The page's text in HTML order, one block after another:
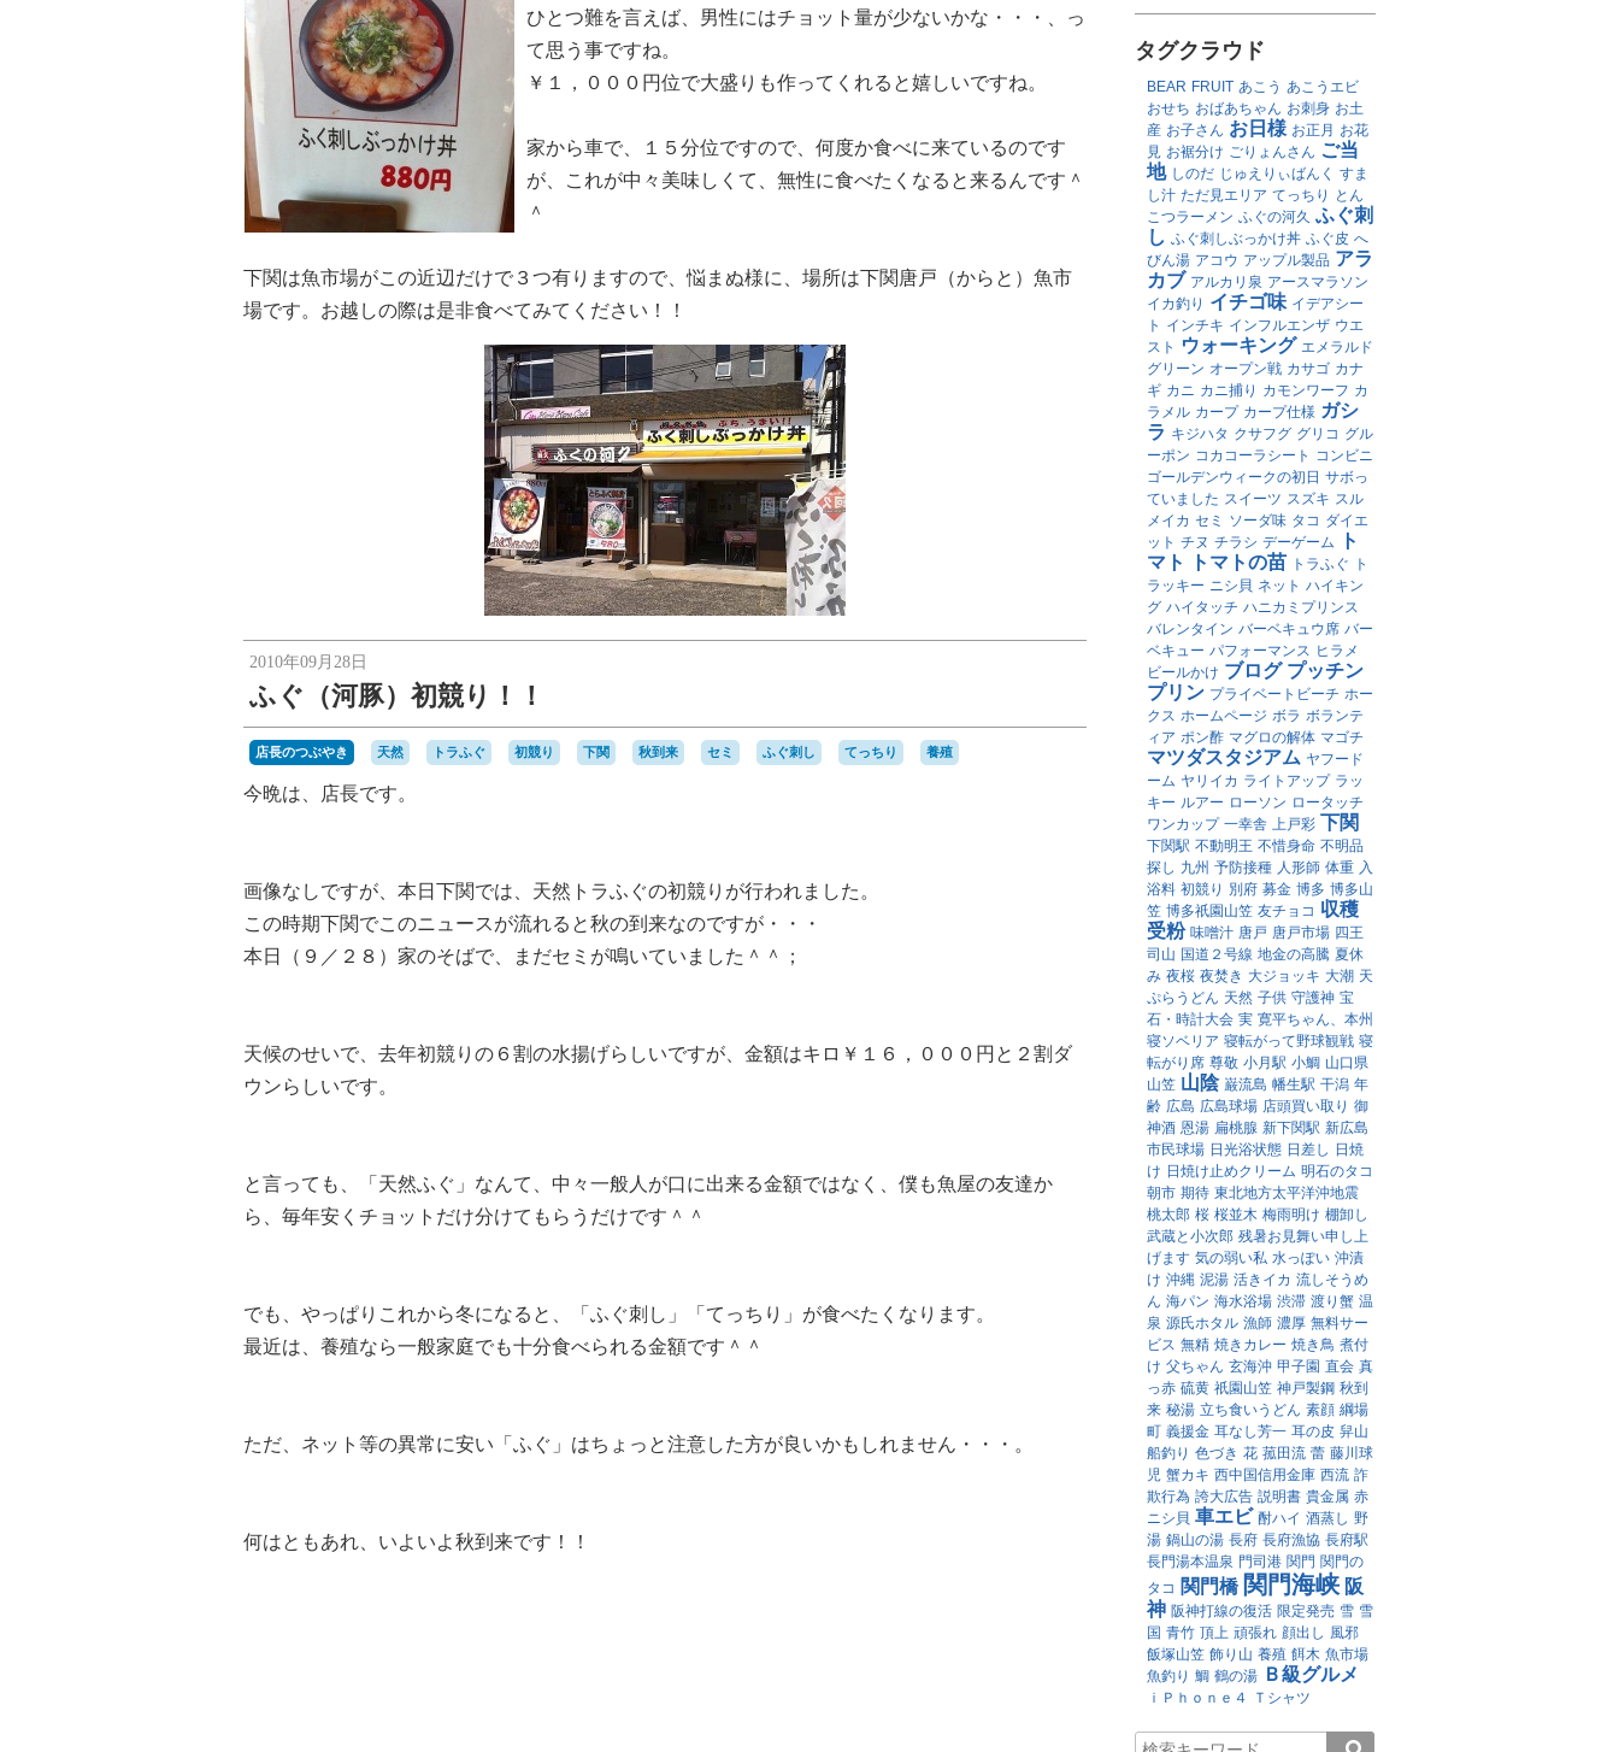
ひとつ難を言えば、男性にはチョット量が少ないかな・・・、っ
て思う事ですね。
￥１，０００円位で大盛りも作ってくれると嬉しいですね。
家から車で、１５分位ですので、何度か食べに来ているのです
が、これが中々美味しくて、無性に食べたくなると来るんです＾
＾
下関は魚市場がこの近辺だけで３つ有りますので、悩まぬ様に、場所は下関唐戸（からと）魚市
場です。お越しの際は是非食べてみてください！！
2010年09月28日
ふぐ（河豚）初競り！！
店長のつぶやき 天然 トラふぐ 初競り 下関 秋到来 セミ ふぐ刺し てっちり 養殖
今晩は、店長です。
画像なしですが、本日下関では、天然トラふぐの初競りが行われました。
この時期下関でこのニュースが流れると秋の到来なのですが・・・
本日（９／２８）家のそばで、まだセミが鳴いていました＾＾；
天候のせいで、去年初競りの６割の水揚げらしいですが、金額はキロ￥１６，０００円と２割ダ
ウンらしいです。
と言っても、「天然ふぐ」なんて、中々一般人が口に出来る金額ではなく、僕も魚屋の友達か
ら、毎年安くチョットだけ分けてもらうだけです＾＾
でも、やっぱりこれから冬になると、「ふぐ刺し」「てっちり」が食べたくなります。
最近は、養殖なら一般家庭でも十分食べられる金額です＾＾
ただ、ネット等の異常に安い「ふぐ」はちょっと注意した方が良いかもしれません・・・。
何はともあれ、いよいよ秋到来です！！
タグクラウド
BEAR FRUIT あこう あこうエビ
おせち おばあちゃん お刺身 お土
産 お子さん お日様 お正月 お花
見 お裾分け ごりょんさん ご当
地 しのだ じゅえりぃばんく すま
し汁 ただ見エリア てっちり
とん
こつラーメン ふぐの河久 ふぐ刺
し ふぐ刺しぶっかけ丼 ふぐ皮 へ
びん湯 アコウ アップル製品 アラ
カブ アルカリ泉 アースマラソン
イカ釣り イチゴ味 イデアシー
ト インチキ インフルエンザ ウエ
スト
ウォーキング エメラルド
グリーン オープン戦 カサゴ カナ
ギ カニ カニ捕り カモンワーフ カ
ラメル カープ カープ仕様 ガシ
ラ キジハタ クサフグ グリコ グル
ーポン コカコーラシート コンビニ
ゴールデンウィークの初日 サボっ
ていました スイーツ スズキ スル
メイカ セミ ソーダ味 タコ ダイエ
ット チヌ チラシ デーゲーム
ト
マト
トマトの苗 トラふぐ
ト
ラッキー ニシ貝 ネット ハイキン
グ ハイタッチ ハニカミプリンス
バレンタイン バーベキュウ席 バー
ベキュー パフォーマンス ヒラメ
ビールかけ ブログ プッチン
プリン プライベートビーチ ホー
クス ホームページ ボラ ボランテ
ィア ポン酢 マグロの解体 マゴチ
マツダスタジアム ヤフード
ーム ヤリイカ ライトアップ ラッ
キー ルアー ローソン ロータッチ
ワンカップ 一幸舎 上戸彩 下関
下関駅 不動明王 不惜身命 不明品
探し 九州 予防接種 人形師 体重 入
浴料 初競り 別府 募金 博多 博多山
笠 博多祇園山笠 友チョコ 収穫
受粉 味噌汁 唐戸 唐戸市場 四王
司山 国道２号線 地金の高騰 夏休
み 夜桜 夜焚き 大ジョッキ 大潮 天
ぷらうどん 天然 子供 守護神 宝
石・時計大会 実 寛平ちゃん、本州
寝ソベリア 寝転がって野球観戦 寝
転がり席 尊敬 小月駅 小鯛 山口県
山笠 山陰 巌流島 幡生駅 干潟 年
齢 広島 広島球場 店頭買い取り 御
神酒 恩湯 扁桃腺 新下関駅 新広島
市民球場 日光浴状態 日差し 日焼
け 日焼け止めクリーム 明石のタコ
朝市 期待 東北地方太平洋沖地震
桃太郎 桜 桜並木 梅雨明け 棚卸し
武蔵と小次郎 残暑お見舞い申し上
げます 気の弱い私 水っぽい 沖漬
け 沖縄 泥湯 活きイカ 流しそうめ
ん 海パン 海水浴場 渋滞 渡り蟹 温
泉 源氏ホタル 漁師 濃厚 無料サー
ビス 無精 焼きカレー 焼き鳥 煮付
け 父ちゃん 玄海沖 甲子園 直会 真
っ赤 硫黄 祇園山笠 神戸製鋼 秋到
来 秘湯 立ち食いうどん 素顔 綱場
町 義援金 耳なし芳一 耳の皮 舁山
船釣り 色づき 花 菰田流 蕾 藤川球
児 蟹カキ 西中国信用金庫 西流 詐
欺行為 誇大広告 説明書 貴金属 赤
ニシ貝 車エビ 酎ハイ 酒蒸し 野
湯 鍋山の湯 長府 長府漁協 長府駅
長門湯本温泉 門司港 関門 関門の
タコ 関門橋 関門海峡 阪
神 阪神打線の復活 限定発売 雪 雪
国 青竹 頂上 頑張れ 顔出し 風邪
飯塚山笠 飾り山 養殖 餌木 魚市場
魚釣り 鯛 鶴の湯 Ｂ級グルメ
ｉＰｈｏｎｅ４ Ｔシャツ